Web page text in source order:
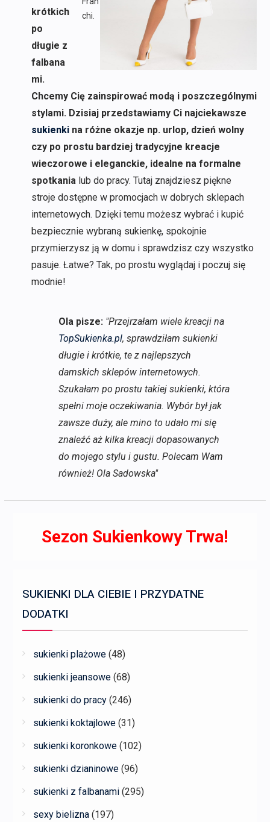
chi.
krótkich
po
długie z
falbana
mi.
Chcemy Cię zainspirować modą i poszczególnymi
stylami. Dzisiaj przedstawiamy Ci najciekawsze
sukienkina różne okazje np. urlop, dzień wolny
czy po prostu bardziej tradycyjne kreacje
wieczorowe i eleganckie, idealne na formalne
spotkania lub do pracy. Tutaj znajdziesz piękne
stroje dostępne w promocjach w dobrych sklepach
internetowych. Dzięki temu możesz wybrać i kupić
bezpiecznie wybraną sukienkę, spokojnie
przymierzysz ją w domu i sprawdzisz czy wszystko
pasuje. Łatwe? Tak, po prostu wyglądaj i poczuj się
modnie!
Ola pisze: "Przejrzałam wiele kreacji na
TopSukienka.pl, sprawdziłam sukienki
długie i krótkie, te z najlepszych
damskich sklepów internetowych.
Szukałam po prostu takiej sukienki, która
spełni moje oczekiwania. Wybór był jak
zawsze duży, ale mino to udało mi się
znaleźć aż kilka kreacji dopasowanych
do mojego stylu i gustu. Polecam Wam
również! Ola Sadowska"
Sezon Sukienkowy Trwa!
SUKIENKI DLA CIEBIE I PRZYDATNE
DODATKI
sukienki plażowe (48)
sukienki jeansowe (68)
sukienki do pracy (246)
sukienki koktajlowe (31)
sukienki koronkowe (102)
sukienki dzianinowe (96)
sukienki z falbanami (295)
sexy bielizna (197)